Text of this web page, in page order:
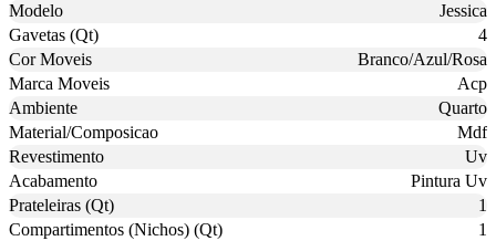
Modelo
Jessica
Gavetas (Qt)
4
Cor Moveis
Branco/Azul/Rosa
Marca Moveis
Acp
Ambiente
Quarto
Material/Composicao
Mdf
Revestimento
Uv
Acabamento
Pintura Uv
Prateleiras (Qt)
1
Compartimentos (Nichos) (Qt)
1